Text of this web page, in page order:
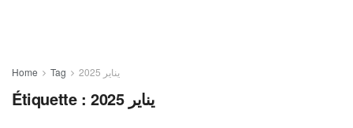
Home Tag يناير 2025
Étiquette : يناير 2025